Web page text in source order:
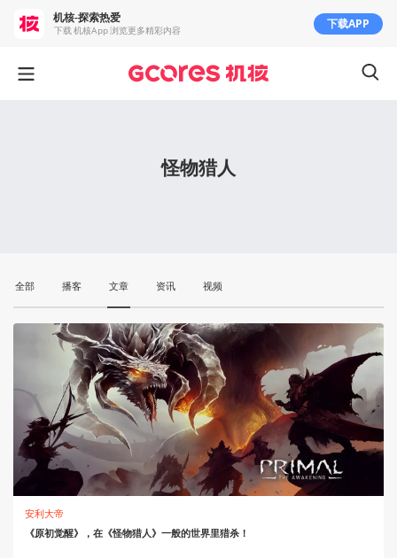
怪物猎人
全部 播客 文章 资讯 视频
安利大帝
《原初觉醒》，在《怪物猎人》一般的世界里猎杀！
机核-探索热爱
下载 机核App 浏览更多精彩内容 下载APP